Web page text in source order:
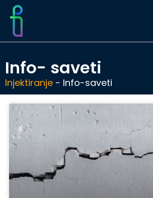
Info- saveti
Injektiranje - Info-saveti